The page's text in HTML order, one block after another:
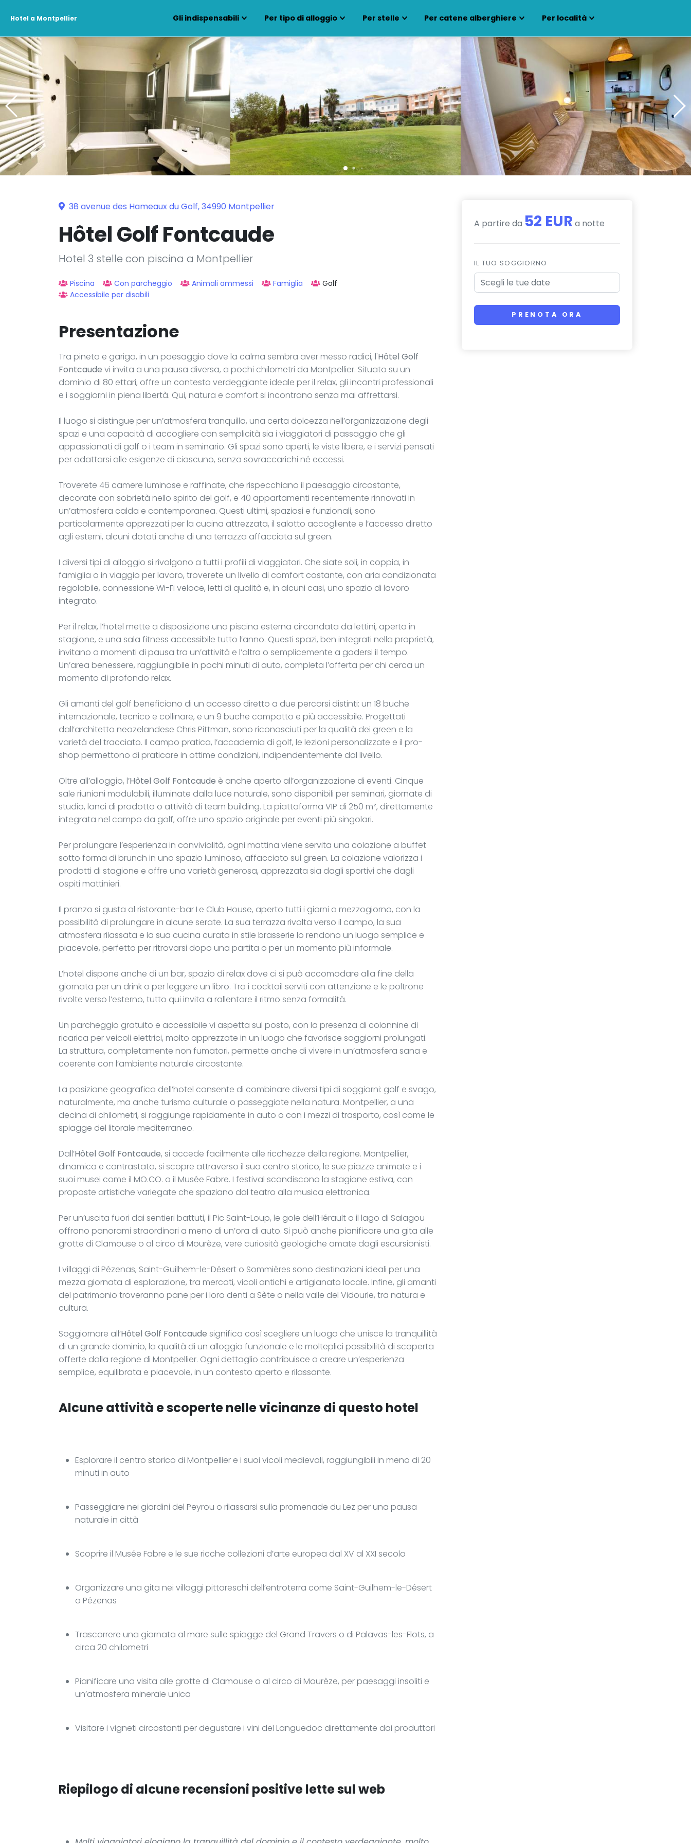
Hotel a Montpellier Gli indispensabili Per tipo di alloggio Per stelle Per catene alberghiere Per località
38 avenue des Hameaux du Golf, 34990 Montpellier
Hôtel Golf Fontcaude
Hotel 3 stelle con piscina a Montpellier
Piscina Con parcheggio Animali ammessi Famiglia
Golf
Accessibile per disabili
Presentazione
Tra pineta e gariga, in un paesaggio dove la calma sembra aver messo radici, l'Hôtel Golf
Fontcaude vi invita a una pausa diversa, a pochi chilometri da Montpellier. Situato su un
dominio di 80 ettari, offre un contesto verdeggiante ideale per il relax, gli incontri professionali
e i soggiorni in piena libertà. Qui, natura e comfort si incontrano senza mai affrettarsi.
Il luogo si distingue per un’atmosfera tranquilla, una certa dolcezza nell’organizzazione degli
spazi e una capacità di accogliere con semplicità sia i viaggiatori di passaggio che gli
appassionati di golf o i team in seminario. Gli spazi sono aperti, le viste libere, e i servizi pensati
per adattarsi alle esigenze di ciascuno, senza sovraccarichi né eccessi.
Troverete 46 camere luminose e raffinate, che rispecchiano il paesaggio circostante,
decorate con sobrietà nello spirito del golf, e 40 appartamenti recentemente rinnovati in
un’atmosfera calda e contemporanea. Questi ultimi, spaziosi e funzionali, sono
particolarmente apprezzati per la cucina attrezzata, il salotto accogliente e l’accesso diretto
agli esterni, alcuni dotati anche di una terrazza affacciata sul green.
I diversi tipi di alloggio si rivolgono a tutti i profili di viaggiatori. Che siate soli, in coppia, in
famiglia o in viaggio per lavoro, troverete un livello di comfort costante, con aria condizionata
regolabile, connessione Wi-Fi veloce, letti di qualità e, in alcuni casi, uno spazio di lavoro
integrato.
Per il relax, l’hotel mette a disposizione una piscina esterna circondata da lettini, aperta in
stagione, e una sala fitness accessibile tutto l’anno. Questi spazi, ben integrati nella proprietà,
invitano a momenti di pausa tra un’attività e l’altra o semplicemente a godersi il tempo.
Un’area benessere, raggiungibile in pochi minuti di auto, completa l’offerta per chi cerca un
momento di profondo relax.
Gli amanti del golf beneficiano di un accesso diretto a due percorsi distinti: un 18 buche
internazionale, tecnico e collinare, e un 9 buche compatto e più accessibile. Progettati
dall’architetto neozelandese Chris Pittman, sono riconosciuti per la qualità dei green e la
varietà del tracciato. Il campo pratica, l’accademia di golf, le lezioni personalizzate e il pro-
shop permettono di praticare in ottime condizioni, indipendentemente dal livello.
Oltre all’alloggio, l’Hôtel Golf Fontcaude è anche aperto all’organizzazione di eventi. Cinque
sale riunioni modulabili, illuminate dalla luce naturale, sono disponibili per seminari, giornate di
studio, lanci di prodotto o attività di team building. La piattaforma VIP di 250 m², direttamente
integrata nel campo da golf, offre uno spazio originale per eventi più singolari.
Per prolungare l’esperienza in convivialità, ogni mattina viene servita una colazione a buffet
sotto forma di brunch in uno spazio luminoso, affacciato sul green. La colazione valorizza i
prodotti di stagione e offre una varietà generosa, apprezzata sia dagli sportivi che dagli
ospiti mattinieri.
Il pranzo si gusta al ristorante-bar Le Club House, aperto tutti i giorni a mezzogiorno, con la
possibilità di prolungare in alcune serate. La sua terrazza rivolta verso il campo, la sua
atmosfera rilassata e la sua cucina curata in stile brasserie lo rendono un luogo semplice e
piacevole, perfetto per ritrovarsi dopo una partita o per un momento più informale.
L’hotel dispone anche di un bar, spazio di relax dove ci si può accomodare alla fine della
giornata per un drink o per leggere un libro. Tra i cocktail serviti con attenzione e le poltrone
rivolte verso l’esterno, tutto qui invita a rallentare il ritmo senza formalità.
Un parcheggio gratuito e accessibile vi aspetta sul posto, con la presenza di colonnine di
ricarica per veicoli elettrici, molto apprezzate in un luogo che favorisce soggiorni prolungati.
La struttura, completamente non fumatori, permette anche di vivere in un’atmosfera sana e
coerente con l’ambiente naturale circostante.
La posizione geografica dell’hotel consente di combinare diversi tipi di soggiorni: golf e svago,
naturalmente, ma anche turismo culturale o passeggiate nella natura. Montpellier, a una
decina di chilometri, si raggiunge rapidamente in auto o con i mezzi di trasporto, così come le
spiagge del litorale mediterraneo.
Dall’Hôtel Golf Fontcaude, si accede facilmente alle ricchezze della regione. Montpellier,
dinamica e contrastata, si scopre attraverso il suo centro storico, le sue piazze animate e i
suoi musei come il MO.CO. o il Musée Fabre. I festival scandiscono la stagione estiva, con
proposte artistiche variegate che spaziano dal teatro alla musica elettronica.
Per un’uscita fuori dai sentieri battuti, il Pic Saint-Loup, le gole dell’Hérault o il lago di Salagou
offrono panorami straordinari a meno di un’ora di auto. Si può anche pianificare una gita alle
grotte di Clamouse o al circo di Mourèze, vere curiosità geologiche amate dagli escursionisti.
I villaggi di Pézenas, Saint-Guilhem-le-Désert o Sommières sono destinazioni ideali per una
mezza giornata di esplorazione, tra mercati, vicoli antichi e artigianato locale. Infine, gli amanti
del patrimonio troveranno pane per i loro denti a Sète o nella valle del Vidourle, tra natura e
cultura.
Soggiornare all’Hôtel Golf Fontcaude significa così scegliere un luogo che unisce la tranquillità
di un grande dominio, la qualità di un alloggio funzionale e le molteplici possibilità di scoperta
offerte dalla regione di Montpellier. Ogni dettaglio contribuisce a creare un’esperienza
semplice, equilibrata e piacevole, in un contesto aperto e rilassante.
Alcune attività e scoperte nelle vicinanze di questo hotel
Esplorare il centro storico di Montpellier e i suoi vicoli medievali, raggiungibili in meno di 20
minuti in auto
Passeggiare nei giardini del Peyrou o rilassarsi sulla promenade du Lez per una pausa
naturale in città
Scoprire il Musée Fabre e le sue ricche collezioni d’arte europea dal XV al XXI secolo
Organizzare una gita nei villaggi pittoreschi dell’entroterra come Saint-Guilhem-le-Désert
o Pézenas
Trascorrere una giornata al mare sulle spiagge del Grand Travers o di Palavas-les-Flots, a
circa 20 chilometri
Pianificare una visita alle grotte di Clamouse o al circo di Mourèze, per paesaggi insoliti e
un’atmosfera minerale unica
Visitare i vigneti circostanti per degustare i vini del Languedoc direttamente dai produttori
Riepilogo di alcune recensioni positive lette sul web
A partire da 52 EUR a notte
IL TUO SOGGIORNO
PRENOTA ORA